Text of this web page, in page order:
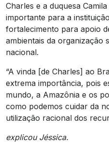
Charles e a duquesa
importante para a
fortalecimento para apoio
ambientais da organização
nacional.
“A vinda [de Charles] ao
extrema importância, pois
mundo, a Amazônia e os
como podemos cuidar da
utilização racional dos
explicou Jéssica.